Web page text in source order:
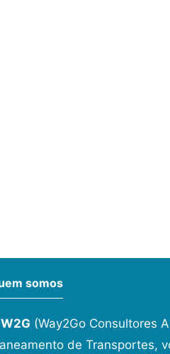
somos
W2G (Way2Go Consultores
de Transportes,